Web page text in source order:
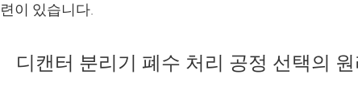
련이 있습니다.
디캔터 분리기 폐수 처리 공정 선택의 원